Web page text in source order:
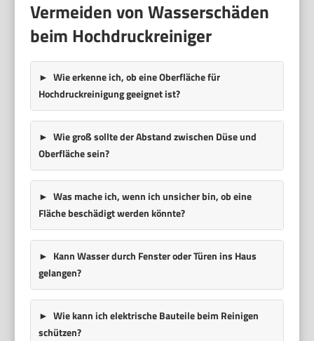
Vermeiden von Wasserschäden
beim Hochdruckreiniger
Wie erkenne ich, ob eine Oberfläche für
Hochdruckreinigung geeignet ist?
Wie groß sollte der Abstand zwischen Düse und
Oberfläche sein?
Was mache ich, wenn ich unsicher bin, ob eine
Fläche beschädigt werden könnte?
Kann Wasser durch Fenster oder Türen ins Haus
gelangen?
Wie kann ich elektrische Bauteile beim Reinigen
schützen?